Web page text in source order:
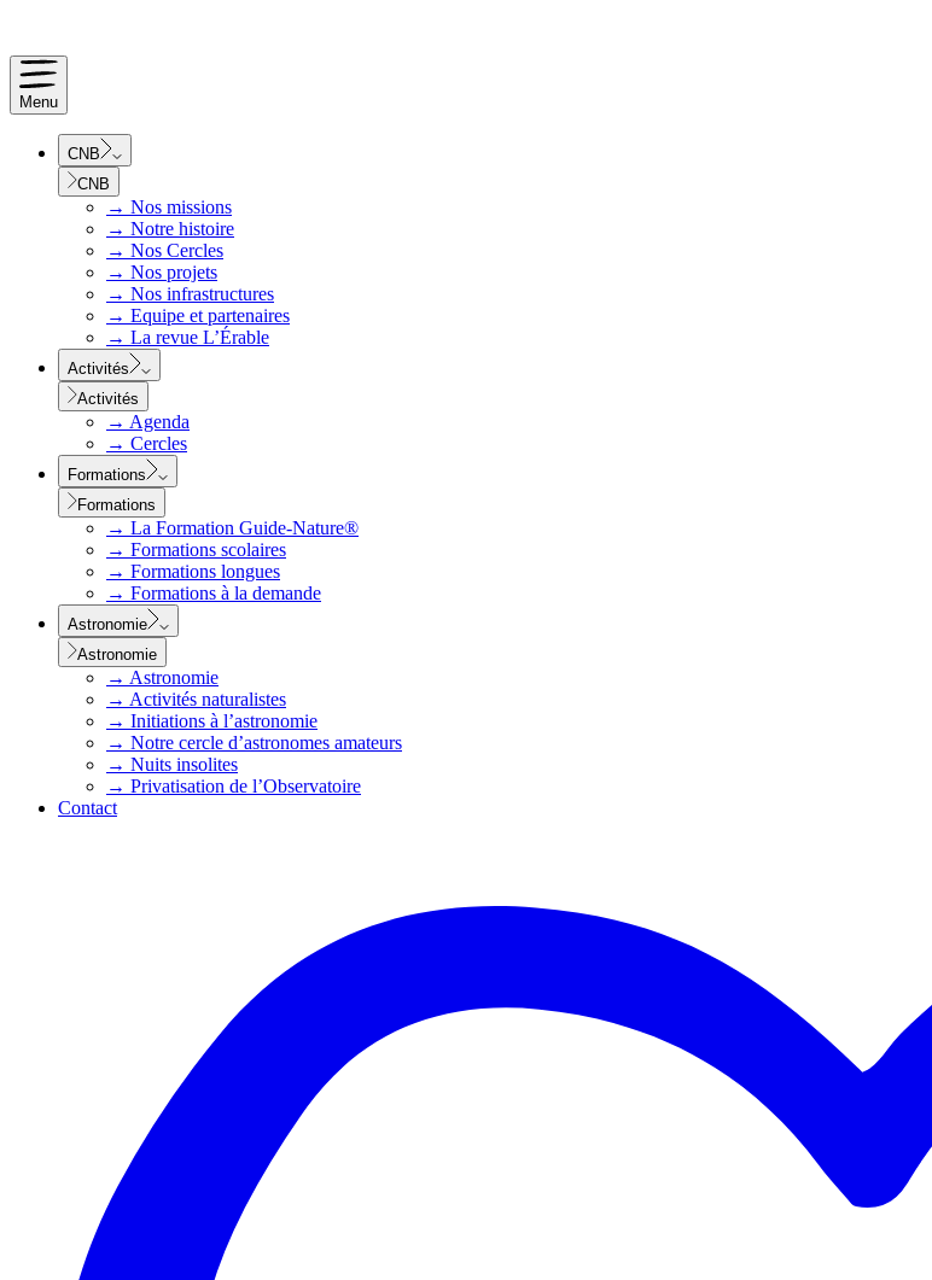
Menu
CNB
CNB
→ Nos missions
→ Notre histoire
→ Nos Cercles
→ Nos projets
→ Nos infrastructures
→ Equipe et partenaires
→ La revue L’Érable
Activités
Activités
→ Agenda
→ Cercles
Formations
Formations
→ La Formation Guide-Nature®
→ Formations scolaires
→ Formations longues
→ Formations à la demande
Astronomie
Astronomie
→ Astronomie
→ Activités naturalistes
→ Initiations à l’astronomie
→ Notre cercle d’astronomes amateurs
→ Nuits insolites
→ Privatisation de l’Observatoire
Contact